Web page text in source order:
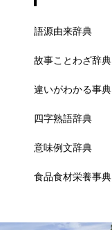
語源由来辞典
故事ことわざ辞典
違いがわかる事典
四字熟語辞典
意味例文辞典
食品食材栄養事典